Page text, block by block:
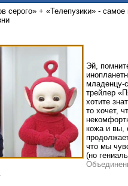
серого» + «Телепузики» -
Эй,
младенцу-
трейлер
хотите
то хочет,
кожа и вы,
что мы
(но